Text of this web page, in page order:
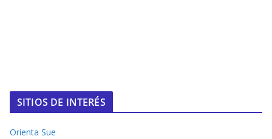
SITIOS DE INTERÉS
Orienta Sue